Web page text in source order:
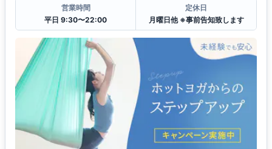
営業時間
平日 9:30〜22:00
定休日
月曜日他 ※事前告知致します